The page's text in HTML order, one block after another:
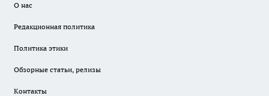
О нас
Редакционная политика
Политика этики
Обзорные статьи, релизы
Контакты